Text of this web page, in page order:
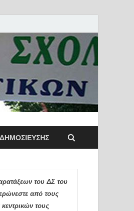
του ΔΣ του
από τους
τους